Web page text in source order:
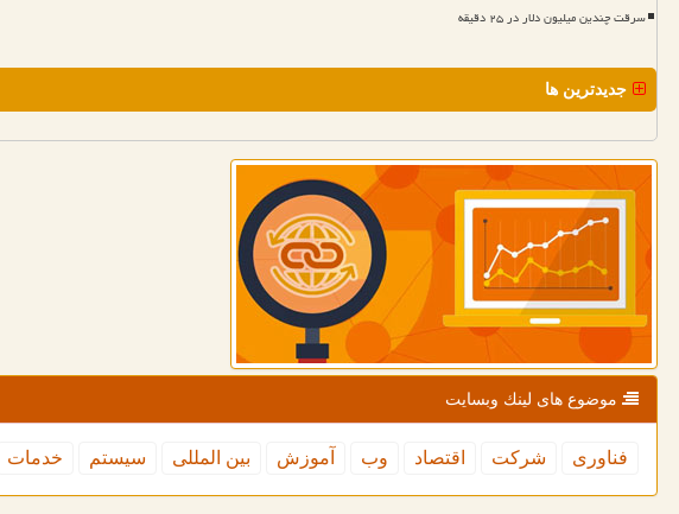
سرقت چندین میلیون دلار در ۲۵ دقیقه
جدیدترین ها
موضوع های لینك وبسایت
فناوری شركت اقتصاد وب آموزش بین المللی سیستم خدمات